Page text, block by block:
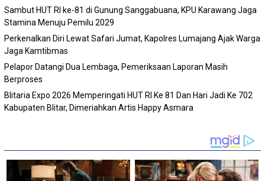
Sambut HUT RI ke-81 di Gunung Sanggabuana, KPU Karawang Jaga
Stamina Menuju Pemilu 2029
Perkenalkan Diri Lewat Safari Jumat, Kapolres Lumajang Ajak Warga
Jaga Kamtibmas
Pelapor Datangi Dua Lembaga, Pemeriksaan Laporan Masih
Berproses
Blitaria Expo 2026 Memperingati HUT RI Ke 81 Dan Hari Jadi Ke 702
Kabupaten Blitar, Dimeriahkan Artis Happy Asmara